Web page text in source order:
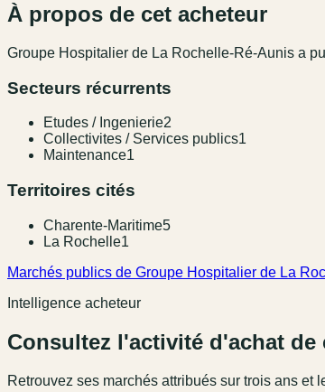
À propos de cet acheteur
Groupe Hospitalier de La Rochelle-Ré-Aunis a
Secteurs récurrents
Etudes / Ingenierie2
Collectivites / Services publics1
Maintenance1
Territoires cités
Charente-Maritime5
La Rochelle1
Marchés publics de Groupe Hospitalier de La
Intelligence acheteur
Consultez l'activité d'achat de
Retrouvez ses marchés attribués sur trois ans et